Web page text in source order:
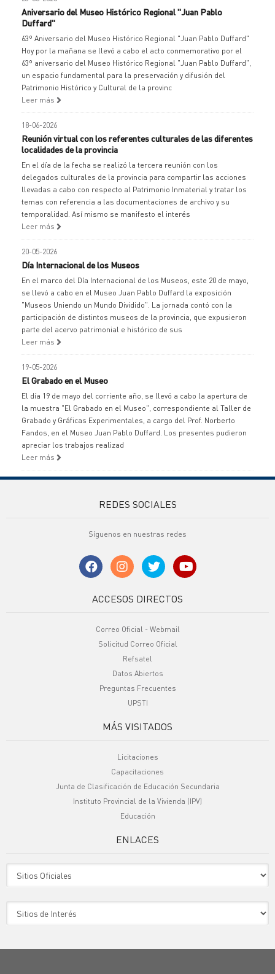
Aniversario del Museo Histórico Regional "Juan Pablo
Duffard"
63º Aniversario del Museo Histórico Regional "Juan Pablo Duffard"
Hoy por la mañana se llevó a cabo el acto conmemorativo por el
63º aniversario del Museo Histórico Regional "Juan Pablo Duffard",
un espacio fundamental para la preservación y difusión del
Patrimonio Histórico y Cultural de la provinc
Leer más
18-06-2026
Reunión virtual con los referentes culturales de las diferentes
localidades de la provincia
En el día de la fecha se realizó la tercera reunión con los
delegados culturales de la provincia para compartir las acciones
llevadas a cabo con respecto al Patrimonio Inmaterial y tratar los
temas con referencia a las documentaciones de archivo y su
temporalidad. Así mismo se manifesto el interés
Leer más
20-05-2026
Día Internacional de los Museos
En el marco del Día Internacional de los Museos, este 20 de mayo,
se llevó a cabo en el Museo Juan Pablo Duffard la exposición
"Museos Uniendo un Mundo Dividido". La jornada contó con la
participación de distintos museos de la provincia, que expusieron
parte del acervo patrimonial e histórico de sus
Leer más
19-05-2026
El Grabado en el Museo
El día 19 de mayo del corriente año, se llevó a cabo la apertura de
la muestra "El Grabado en el Museo", correspondiente al Taller de
Grabado y Gráficas Experimentales, a cargo del Prof. Norberto
Fandos, en el Museo Juan Pablo Duffard. Los presentes pudieron
apreciar los trabajos realizad
Leer más
REDES SOCIALES
Síguenos en nuestras redes
ACCESOS DIRECTOS
Correo Oficial - Webmail
Solicitud Correo Oficial
Refsatel
Datos Abiertos
Preguntas Frecuentes
UPSTI
MÁS VISITADOS
Licitaciones
Capacitaciones
Junta de Clasificación de Educación Secundaria
Instituto Provincial de la Vivienda (IPV)
Educación
ENLACES